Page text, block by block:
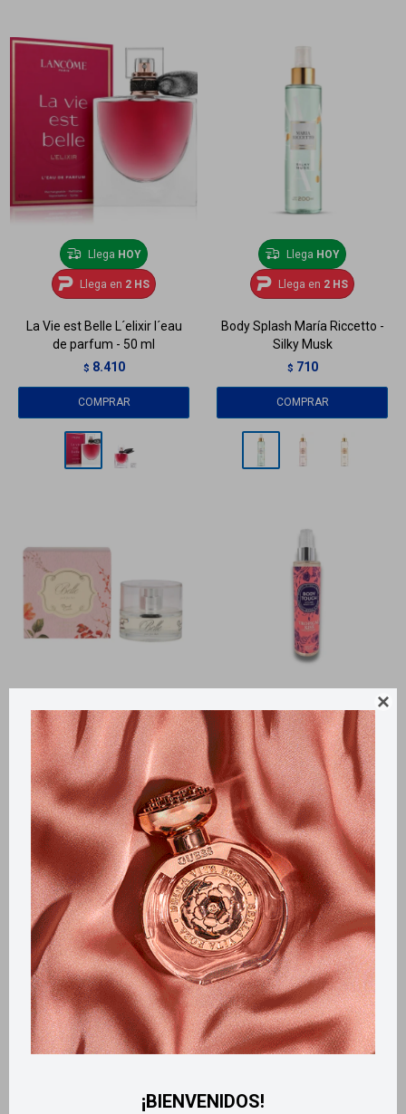

¡BIENVENIDOS!
Llega HOY
Llega en 2 HS
La Vie est Belle L´elixir l´eau
de parfum - 50 ml
$ 8.410
Llega HOY
Llega en 2 HS
Body Splash María Riccetto -
Silky Musk
$ 710
LlegaHOY
Llega en 2 HS
Edt Belle 50ml
$ 1.100
LlegaHOY
Llega en2 HS
Body Touch 200ml - Tropical
Kiss Intense
$ 530